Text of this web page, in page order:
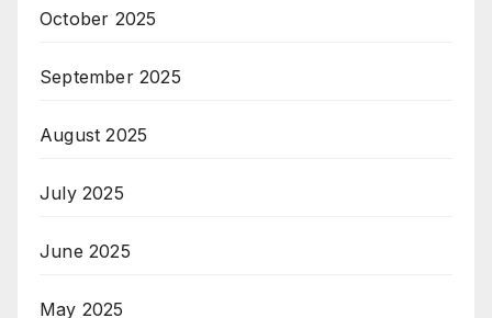
October 2025
September 2025
August 2025
July 2025
June 2025
May 2025